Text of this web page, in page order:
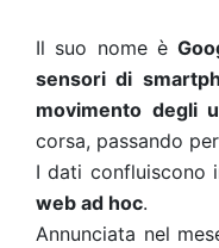
Il suo nome è
sensori di
movimento degli
corsa, passando
I dati confluiscono
web ad hoc.
Annunciata nel